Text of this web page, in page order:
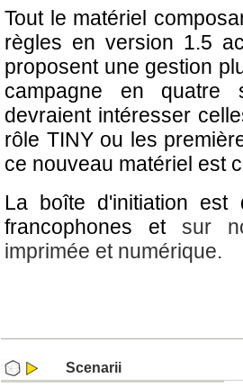
Tout le matériel
règles en version 1.5
proposent une gestion
campagne en quatre
devraient intéresser
rôle TINY ou les
ce nouveau matériel est
La boîte d'initiation est
francophones etsur
imprimée et numérique.
Scenarii